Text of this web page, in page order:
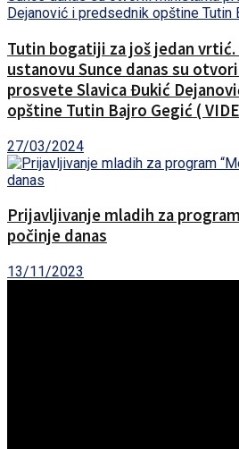
Tutin bogatiji za još jedan
ustanovu Sunce danas su
prosvete Slavica Đukić
opštine Tutin Bajro Gegić (
27/03/2024
Prijavljivanje mladih za
počinje danas
13/11/2023